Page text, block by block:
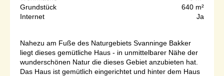
Grundstück
640 m²
Internet
Ja
Nahezu am Fuße des Naturgebiets Svanninge Bakker
liegt dieses gemütliche Haus - in unmittelbarer Nähe der
wunderschönen Natur die dieses Gebiet anzubieten hat.
Das Haus ist gemütlich eingerichtet und hinter dem Haus